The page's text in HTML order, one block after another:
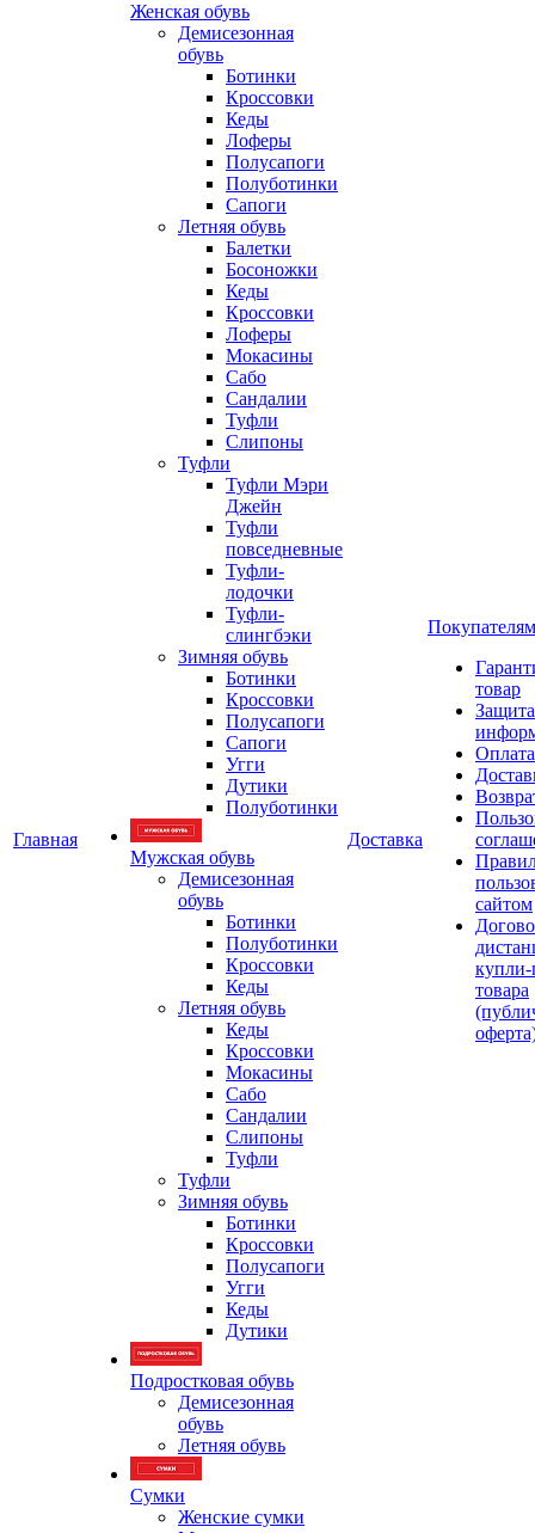
Главная
Женская обувь
Демисезонная
обувь
Ботинки
Кроссовки
Кеды
Лоферы
Полусапоги
Полуботинки
Сапоги
Летняя обувь
Балетки
Босоножки
Кеды
Кроссовки
Лоферы
Мокасины
Сабо
Сандалии
Туфли
Слипоны
Туфли
Туфли Мэри
Джейн
Туфли
повседневные
Туфли-
лодочки
Туфли-
слингбэки
Зимняя обувь
Ботинки
Кроссовки
Полусапоги
Сапоги
Угги
Дутики
Полуботинки
Мужская обувь
Демисезонная
обувь
Ботинки
Полуботинки
Кроссовки
Кеды
Летняя обувь
Кеды
Кроссовки
Мокасины
Сабо
Сандалии
Слипоны
Туфли
Туфли
Зимняя обувь
Ботинки
Кроссовки
Полусапоги
Угги
Кеды
Дутики
Подростковая обувь
Демисезонная
обувь
Летняя обувь
Сумки
Женские сумки
Доставка
Покупателям
товар
Защита
Оплата
сайтом
товара